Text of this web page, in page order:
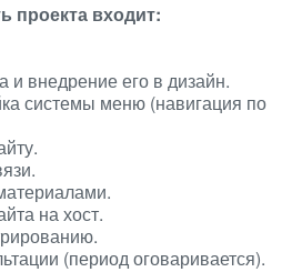
проекта входит:
и внедрение его в дизайн.
системы меню (навигация по
на хост.
(период оговаривается).